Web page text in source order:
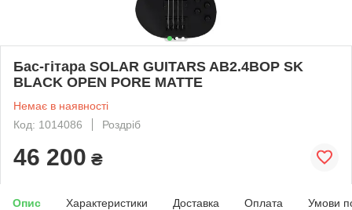
Бас-гітара SOLAR GUITARS AB2.4BOP SK
BLACK OPEN PORE MATTE
Немає в наявності
Код: 1014086
Роздріб
46 200 ₴
Опис Характеристики Доставка Оплата Умови